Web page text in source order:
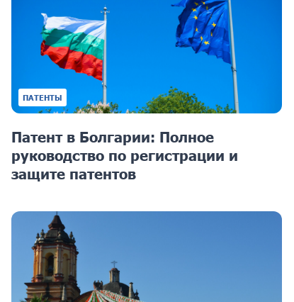
ПАТЕНТЫ
Патент в Болгарии: Полное
руководство по регистрации и
защите патентов